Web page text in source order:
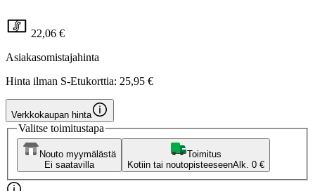
22,06 €
Asiakasomistajahinta
Hinta ilman S-Etukorttia: 25,95 €
Verkkokaupan hinta
Valitse toimitustapa
Nouto myymälästä
Ei saatavilla
Toimitus
Kotiin tai noutopisteeseenAlk. 0 €